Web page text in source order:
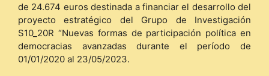
de 24.674 euros destinada a financiar el desarrollo del
proyecto estratégico del Grupo de Investigación
S10_20R “Nuevas formas de participación política en
democracias avanzadas durante el período de
01/01/2020 al 23/05/2023.